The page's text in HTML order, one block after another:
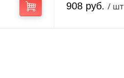
908 руб. / шт